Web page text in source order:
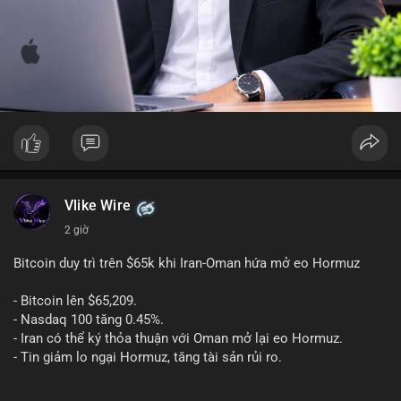
Vlike Wire
2 giờ
Bitcoin duy trì trên $65k khi Iran-Oman hứa mở eo Hormuz
- Bitcoin lên $65,209.
- Nasdaq 100 tăng 0.45%.
- Iran có thể ký thỏa thuận với Oman mở lại eo Hormuz.
- Tin giảm lo ngại Hormuz, tăng tài sản rủi ro.